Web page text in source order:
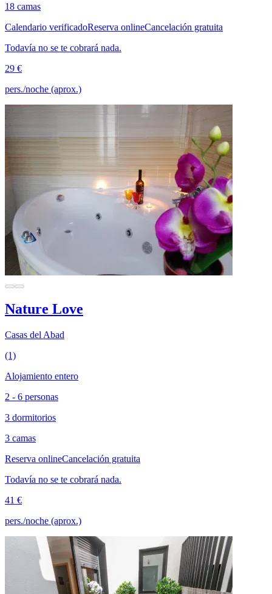
18 camas
Calendario verificadoReserva onlineCancelación gratuita
Todavía no se te cobrará nada.
29 €
pers./noche (aprox.)
Nature Love
Casas del Abad
(1)
Alojamiento entero
2 - 6 personas
3 dormitorios
3 camas
Reserva onlineCancelación gratuita
Todavía no se te cobrará nada.
41 €
pers./noche (aprox.)